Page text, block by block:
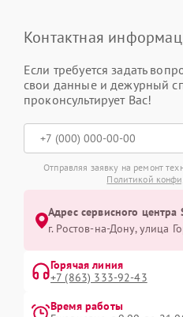
Контактная
Если требуется задать
свои данные и дежурный
проконсультирует Вас!
Отправляя заявку на ремонт
Политикой
Адрес сервисного
г. Ростов-на-Дону, улица
Горячая линия
+7 (863) 333-92-43
Время работы